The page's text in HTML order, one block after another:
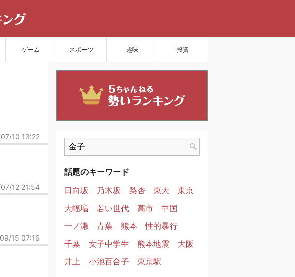
ゲーム スポーツ 趣味 投資
10 13:22
12 21:54
15 07:16
話題のキーワード
日向坂
乃木坂 梨杏 東大
東京
大幅増
若い世代 高市
中国
一ノ瀬
青葉 熊本
性的暴行
千葉
女子中学生 熊本地震
大阪
井上
小池百合子 東京駅